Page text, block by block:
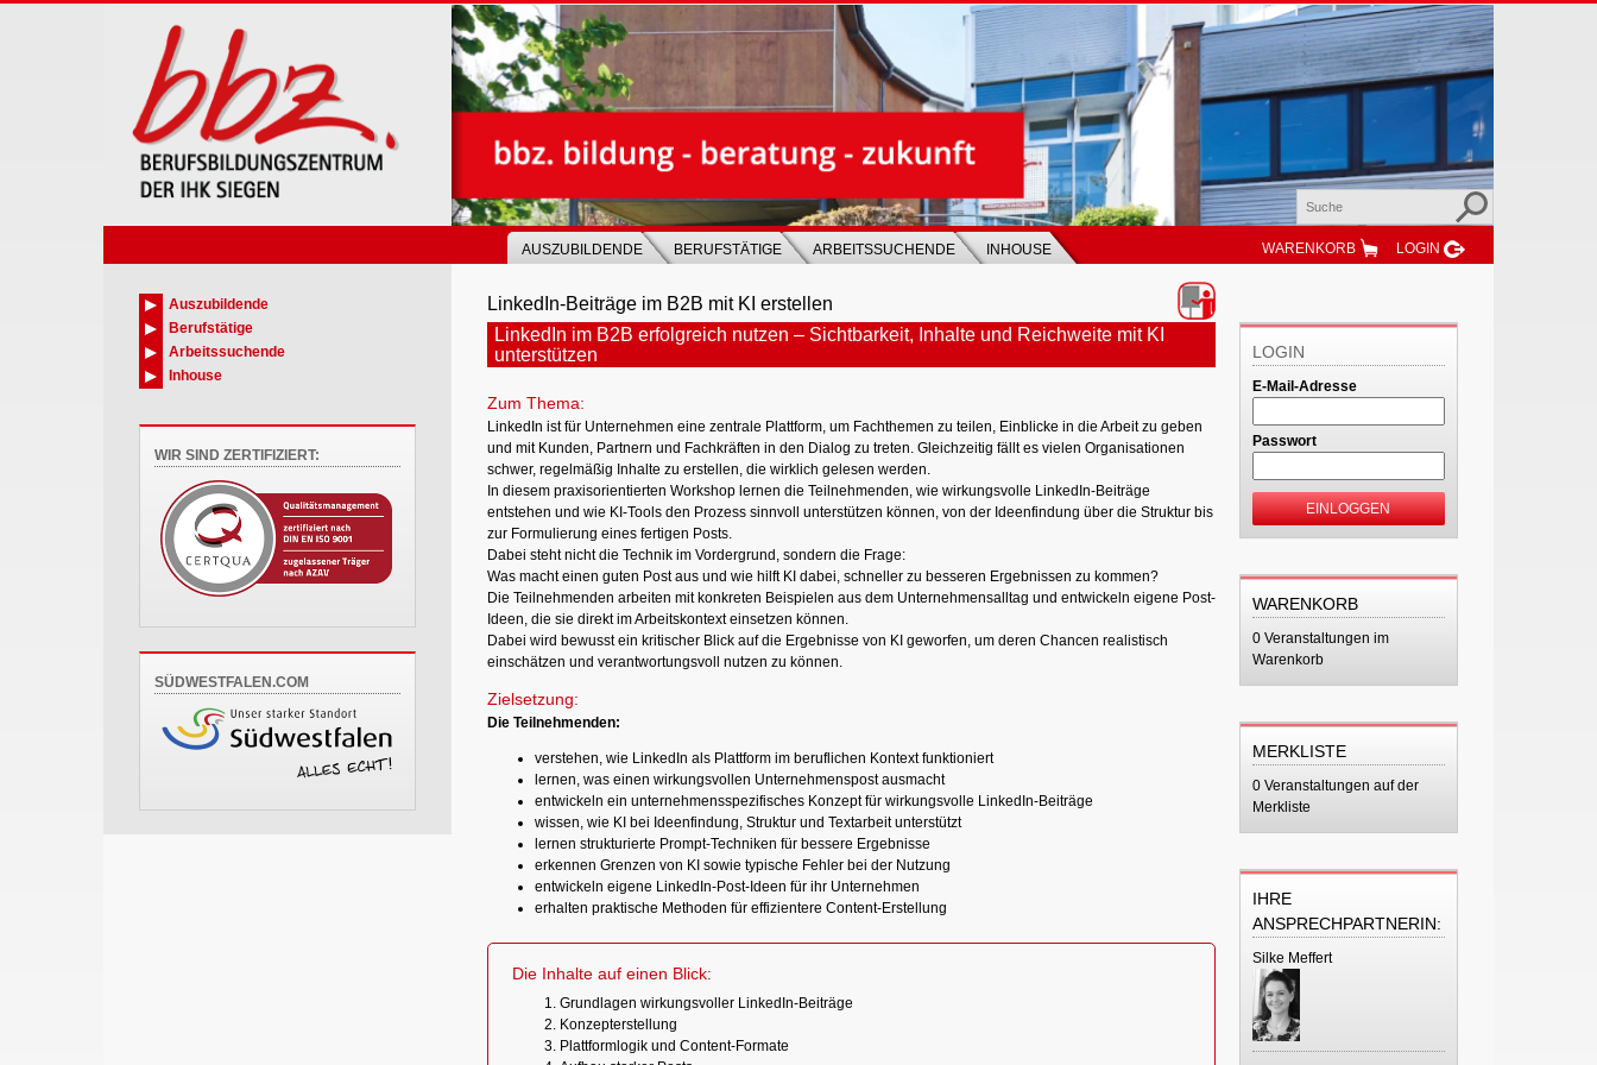
AUSZUBILDENDE BERUFSTÄTIGE ARBEITSSUCHENDE INHOUSE WARENKORB LOGIN
LinkedIn-Beiträge im B2B mit KI erstellen
LinkedIn im B2B erfolgreich nutzen – Sichtbarkeit, Inhalte und Reichweite mit KI
unterstützen
Zum Thema:
LinkedIn ist für Unternehmen eine zentrale Plattform, um Fachthemen zu teilen, Einblicke in die Arbeit zu geben
und mit Kunden, Partnern und Fachkräften in den Dialog zu treten. Gleichzeitig fällt es vielen Organisationen
schwer, regelmäßig Inhalte zu erstellen, die wirklich gelesen werden.
In diesem praxisorientierten Workshop lernen die Teilnehmenden, wie wirkungsvolle LinkedIn-Beiträge
entstehen und wie KI-Tools den Prozess sinnvoll unterstützen können, von der Ideenfindung über die Struktur bis
zur Formulierung eines fertigen Posts.
Dabei steht nicht die Technik im Vordergrund, sondern die Frage:
Was macht einen guten Post aus und wie hilft KI dabei, schneller zu besseren Ergebnissen zu kommen?
Die Teilnehmenden arbeiten mit konkreten Beispielen aus dem Unternehmensalltag und entwickeln eigene Post-
Ideen, die sie direkt im Arbeitskontext einsetzen können.
Dabei wird bewusst ein kritischer Blick auf die Ergebnisse von KI geworfen, um deren Chancen realistisch
einschätzen und verantwortungsvoll nutzen zu können.
Zielsetzung:
Die Teilnehmenden:
verstehen, wie LinkedIn als Plattform im beruflichen Kontext funktioniert
lernen, was einen wirkungsvollen Unternehmenspost ausmacht
entwickeln ein unternehmensspezifisches Konzept für wirkungsvolle LinkedIn-Beiträge
wissen, wie KI bei Ideenfindung, Struktur und Textarbeit unterstützt
lernen strukturierte Prompt-Techniken für bessere Ergebnisse
erkennen Grenzen von KI sowie typische Fehler bei der Nutzung
entwickeln eigene LinkedIn-Post-Ideen für ihr Unternehmen
erhalten praktische Methoden für effizientere Content-Erstellung
Die Inhalte auf einen Blick:
Grundlagen wirkungsvoller LinkedIn-Beiträge
Konzepterstellung
Plattformlogik und Content-Formate
LOGIN
E-Mail-Adresse
Passwort
EINLOGGEN
WARENKORB
0 Veranstaltungen im
Warenkorb
MERKLISTE
0 Veranstaltungen auf der
Merkliste
IHRE
ANSPRECHPARTNERIN:
Silke Meffert
Auszubildende
Berufstätige
Arbeitssuchende
Inhouse
WIR SIND ZERTIFIZIERT:
SÜDWESTFALEN.COM